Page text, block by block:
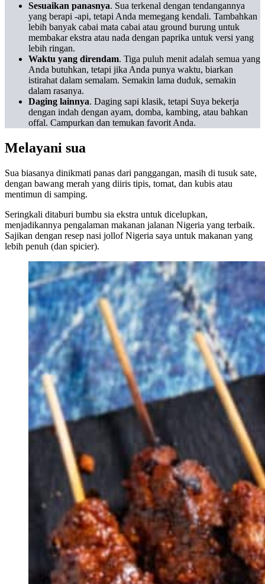
Sesuaikan panasnya. Sua terkenal dengan tendangannya
yang berapi -api, tetapi Anda memegang kendali. Tambahkan
lebih banyak cabai mata cabai atau ground burung untuk
membakar ekstra atau nada dengan paprika untuk versi yang
lebih ringan.
Waktu yang direndam. Tiga puluh menit adalah semua yang
Anda butuhkan, tetapi jika Anda punya waktu, biarkan
istirahat dalam semalam. Semakin lama duduk, semakin
dalam rasanya.
Daging lainnya. Daging sapi klasik, tetapi Suya bekerja
dengan indah dengan ayam, domba, kambing, atau bahkan
offal. Campurkan dan temukan favorit Anda.
Melayani sua
Sua biasanya dinikmati panas dari panggangan, masih di tusuk sate,
dengan bawang merah yang diiris tipis, tomat, dan kubis atau
mentimun di samping.
Seringkali ditaburi bumbu sia ekstra untuk dicelupkan,
menjadikannya pengalaman makanan jalanan Nigeria yang terbaik.
Sajikan dengan resep nasi jollof Nigeria saya untuk makanan yang
lebih penuh (dan spicier).